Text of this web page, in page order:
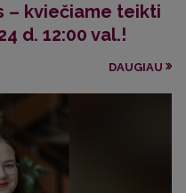
– kviečiame teikti
d. 12:00 val.!
DAUGIAU